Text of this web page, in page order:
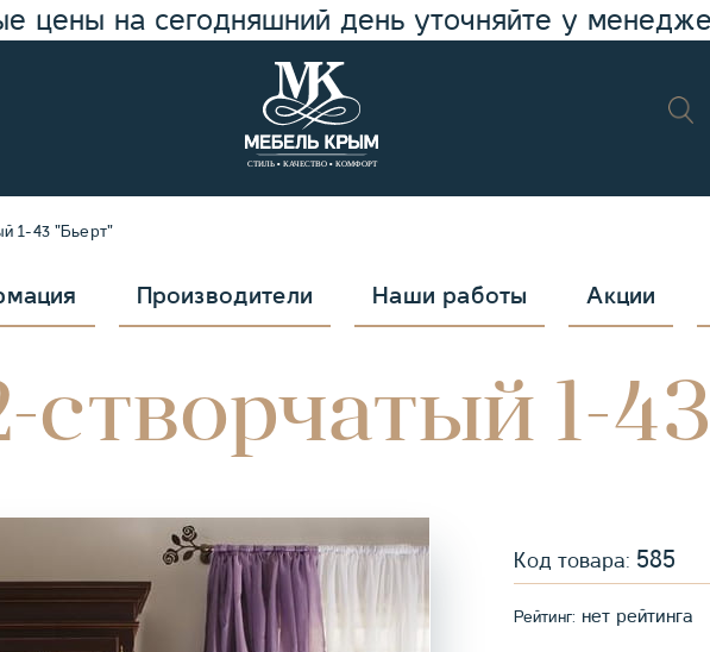
цены на сегодняшний день уточняйте у
1-43 "Бьерт"
Производители Наши работы Акции
створчатый 1-
Код товара: 585
Рейтинг: нет рейтинга